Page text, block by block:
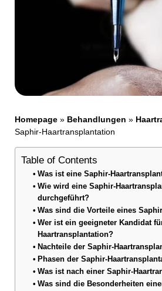
Homepage » Behandlungen »
Saphir-Haartransplantation
Table of Contents
Was ist eine Saphir-
Wie wird eine Saphir-
durchgeführt?
Was sind die Vorteile eines
Wer ist ein geeigneter Kandidat
Haartransplantation?
Nachteile der Saphir-
Phasen der Saphir-
Was ist nach einer Saphir-
Was sind die Besonderheiten